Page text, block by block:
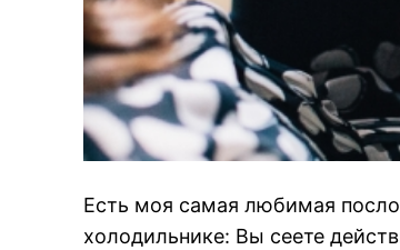
Есть моя самая любимая
холодильнике: Вы сеете